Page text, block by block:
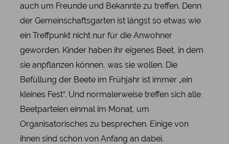
auch um Freunde und Bekannte zu treffen. Denn
der Gemeinschaftsgarten ist längst so etwas wie
ein Treffpunkt nicht nur für die Anwohner
geworden. Kinder haben ihr eigenes Beet, in dem
sie anpflanzen können, was sie wollen. Die
Befüllung der Beete im Frühjahr ist immer „ein
kleines Fest“. Und normalerweise treffen sich alle
Beetparteien einmal im Monat, um
Organisatorisches zu besprechen. Einige von
ihnen sind schon von Anfang an dabei.